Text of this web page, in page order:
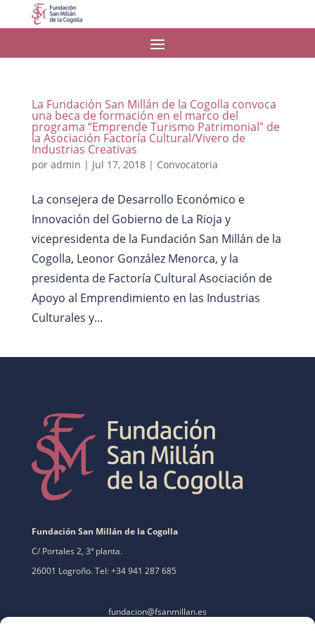
La Fundación San Millán de la Cogolla convoca
una beca de formación en el marco del
programa “Emprende Turismo Patrimonial” de
la Asociación Factoría Cultural/Vivero de
Industrias Creativas
por admin | Jul 17, 2018| Convocatoria
La consejera de Desarrollo Económico e
Innovación del Gobierno de La Rioja y
vicepresidenta de la Fundación San Millán de la
Cogolla, Leonor González Menorca, y la
presidenta de Factoría Cultural Asociación de
Apoyo al Emprendimiento en las Industrias
Culturales y...
Fundación San Millán de la Cogolla
C/ Portales 2, 3ª planta.
26001 Logroño. Tel: +34 941 287 685
fundacion@fsanmillan.es